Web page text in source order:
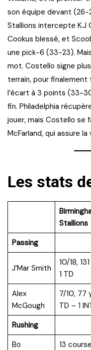
son équipe devant (26-
Stallions intercepte K.J
Cookus blessé, et
une pick-6 (33-23).
mot. Costello signe
terrain, pour finalement
l’écart à 3 points (33-
fin. Philadelphia
jouer, mais Costello se
McFarland, qui assure
Les stats
Stallions
Passing
J’Mar Smith
10/18,
1 TD
Alex
McGough
7/10, 77
TD – 1
Rushing
Bo
13